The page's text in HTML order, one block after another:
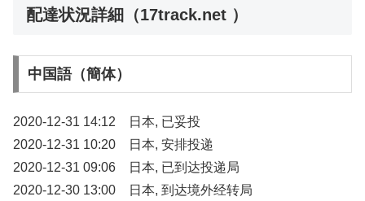
配達状況詳細（17track.net ）
中国語（簡体）
2020-12-31 14:12 日本, 已妥投
2020-12-31 10:20 日本, 安排投递
2020-12-31 09:06 日本, 已到达投递局
2020-12-30 13:00 日本, 到达境外经转局